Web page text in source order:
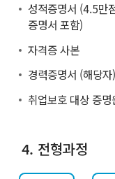
성적증명서 (4.5만
증명서 포함)
자격증 사본
경력증명서 (해당자)
취업보호 대상 증
4. 전형과정